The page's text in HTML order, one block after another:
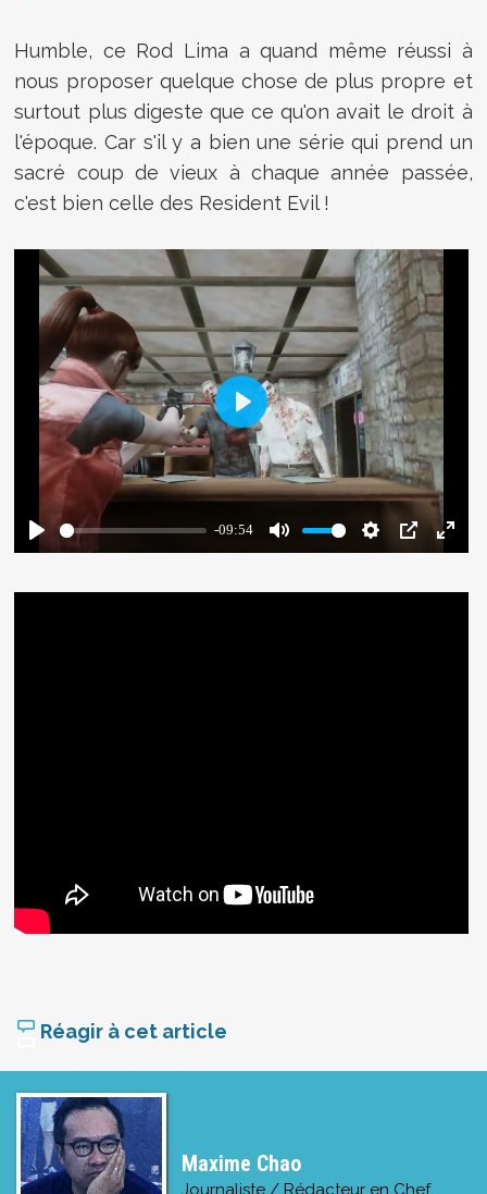
Humble, ce Rod Lima a quand même réussi à
nous proposer quelque chose de plus propre et
surtout plus digeste que ce qu'on avait le droit à
l'époque. Car s'il y a bien une série qui prend un
sacré coup de vieux à chaque année passée,
c'est bien celle des Resident Evil !
Réagir à cet article
Maxime Chao
Journaliste / Rédacteur en Chef